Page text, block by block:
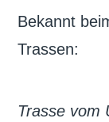
Bekannt
Trassen:
Trasse vom